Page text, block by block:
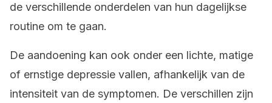
de verschillende onderdelen van hun dagelijkse
routine om te gaan.
De aandoening kan ook onder een lichte, matige
of ernstige depressie vallen, afhankelijk van de
intensiteit van de symptomen. De verschillen zijn